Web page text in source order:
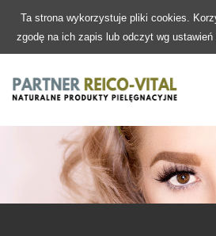
Ta strona wykorzystuje pliki cookies.
zgodę na ich zapis lub odczyt wg ustawień
NATURA